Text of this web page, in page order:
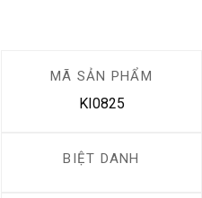
MÃ SẢN PHẨM
KI0825
BIỆT DANH